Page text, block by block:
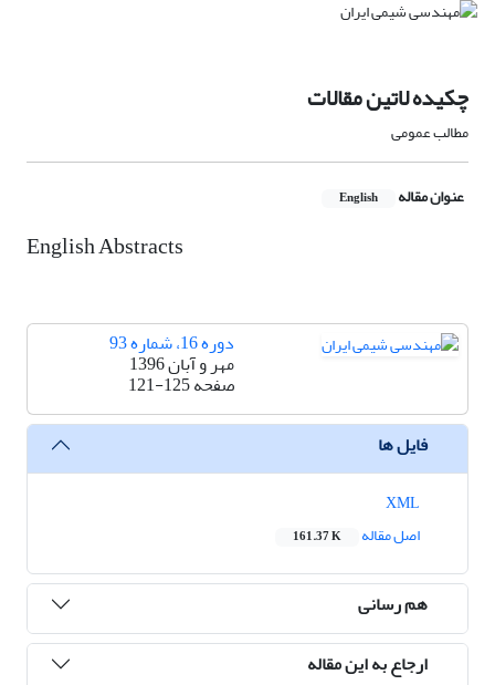
چکیده لاتین مقالات
مطالب عمومی
عنوان مقاله English
English Abstracts
دوره 16، شماره 93
مهر و آبان 1396
صفحه121-125
فایل ها
اصل مقاله
161.37 K
هم رسانی
ارجاع به این مقاله